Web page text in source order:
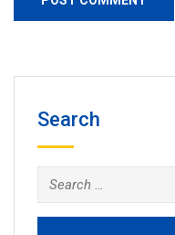
Search
Search
for: